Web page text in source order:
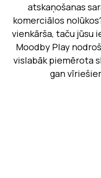
atskaņošanas
komerciālos
vienkārša, taču jūsu
Moodby Play
vislabāk piemērota
gan